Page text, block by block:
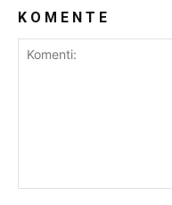
K O M E N T E